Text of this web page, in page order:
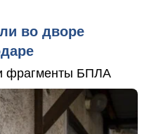
во дворе
фрагменты БПЛА